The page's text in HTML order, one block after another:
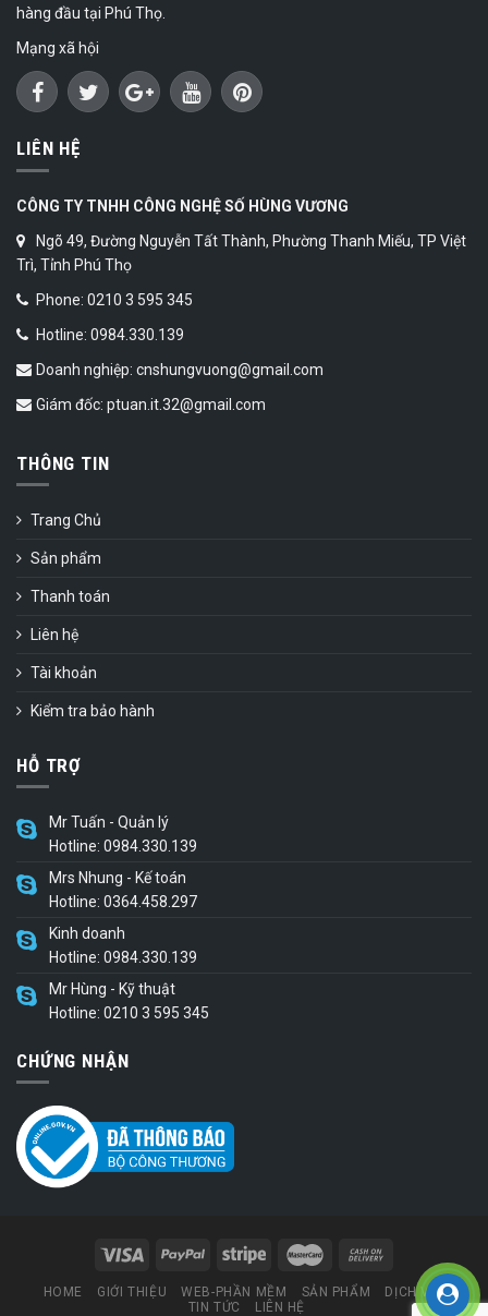
hàng đầu tại Phú Thọ.
Mạng xã hội
LIÊN HỆ
CÔNG TY TNHH CÔNG NGHỆ SỐ HÙNG VƯƠNG
Ngõ 49, Đường Nguyễn Tất Thành, Phường Thanh Miếu, TP Việt
Trì, Tỉnh Phú Thọ
Phone: 0210 3 595 345
Hotline: 0984.330.139
Doanh nghiệp: cnshungvuong@gmail.com
Giám đốc: ptuan.it.32@gmail.com
THÔNG TIN
Trang Chủ
Sản phẩm
Thanh toán
Liên hệ
Tài khoản
Kiểm tra bảo hành
HỖ TRỢ
Mr Tuấn - Quản lý
Hotline: 0984.330.139
Mrs Nhung - Kế toán
Hotline: 0364.458.297
Kinh doanh
Hotline: 0984.330.139
Mr Hùng - Kỹ thuật
Hotline: 0210 3 595 345
CHỨNG NHẬN
HOME GIỚI THIỆU WEB-PHẦN MỀM SẢN PHẨM
DỊCH VỤ
TIN TỨC
LIÊN HỆ